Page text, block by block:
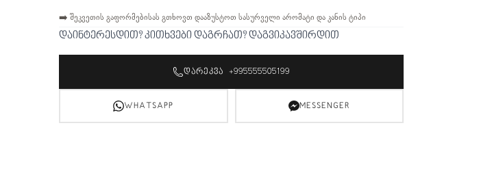
➡️ შეკვეთის გაფორმებისას გთხოვთ დააზუსტოთ სასურველი არომატი და კანის ტიპი
დაინტერესდით? კითხვები დაგრჩათ? დაგვიკავშირდით
ᲓᲐᲠᲔᲙᲕᲐ +995555505199
WHATSAPP MESSENGER